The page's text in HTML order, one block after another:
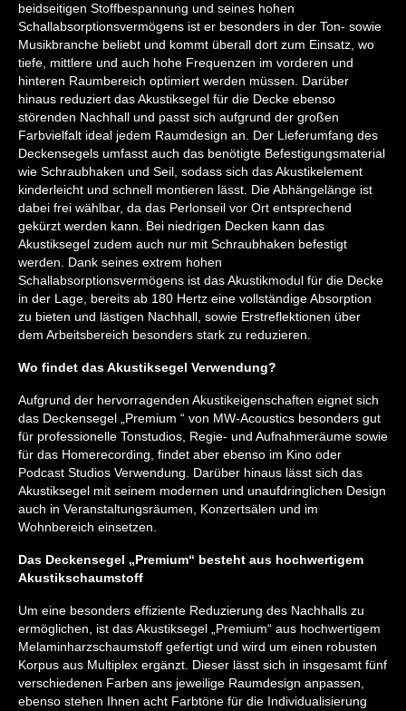
beidseitigen Stoffbespannung und seines hohen
Schallabsorptionsvermögens ist er besonders in der Ton- sowie
Musikbranche beliebt und kommt überall dort zum Einsatz, wo
tiefe, mittlere und auch hohe Frequenzen im vorderen und
hinteren Raumbereich optimiert werden müssen. Darüber
hinaus reduziert das Akustiksegel für die Decke ebenso
störenden Nachhall und passt sich aufgrund der großen
Farbvielfalt ideal jedem Raumdesign an. Der Lieferumfang des
Deckensegels umfasst auch das benötigte Befestigungsmaterial
wie Schraubhaken und Seil, sodass sich das Akustikelement
kinderleicht und schnell montieren lässt. Die Abhängelänge ist
dabei frei wählbar, da das Perlonseil vor Ort entsprechend
gekürzt werden kann. Bei niedrigen Decken kann das
Akustiksegel zudem auch nur mit Schraubhaken befestigt
werden. Dank seines extrem hohen
Schallabsorptionsvermögens ist das Akustikmodul für die Decke
in der Lage, bereits ab 180 Hertz eine vollständige Absorption
zu bieten und lästigen Nachhall, sowie Erstreflektionen über
dem Arbeitsbereich besonders stark zu reduzieren.
Wo findet das Akustiksegel Verwendung?
Aufgrund der hervorragenden Akustikeigenschaften eignet sich
das Deckensegel „Premium “ von MW-Acoustics besonders gut
für professionelle Tonstudios, Regie- und Aufnahmeräume sowie
für das Homerecording, findet aber ebenso im Kino oder
Podcast Studios Verwendung. Darüber hinaus lässt sich das
Akustiksegel mit seinem modernen und unaufdringlichen Design
auch in Veranstaltungsräumen, Konzertsälen und im
Wohnbereich einsetzen.
Das Deckensegel „Premium“ besteht aus hochwertigem
Akustikschaumstoff
Um eine besonders effiziente Reduzierung des Nachhalls zu
ermöglichen, ist das Akustiksegel „Premium“ aus hochwertigem
Melaminharzschaumstoff gefertigt und wird um einen robusten
Korpus aus Multiplex ergänzt. Dieser lässt sich in insgesamt fünf
verschiedenen Farben ans jeweilige Raumdesign anpassen,
ebenso stehen Ihnen acht Farbtöne für die Individualisierung